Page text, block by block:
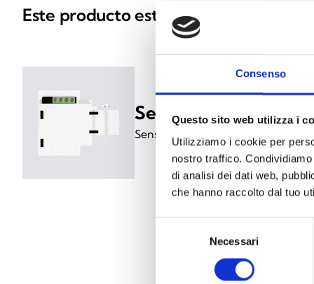
Consenso
Questo sito web utilizza i
Utilizziamo i cookie per
nostro traffico.
di analisi dei dati web,
che hanno raccolto dal tuo
Necessari
Este producto está disponible en las
SenseTH100/HB
Sensor de temperatura en I-BUS,